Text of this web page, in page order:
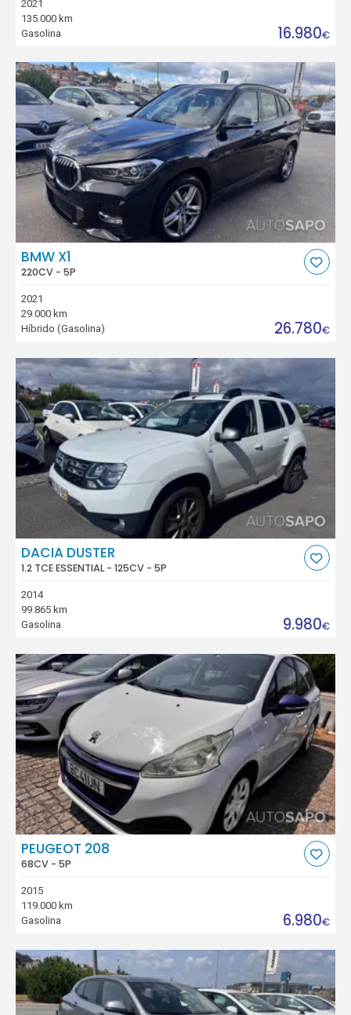
2021
135.000 km
Gasolina
16.980€
BMW X1
220CV - 5P
2021
29.000 km
Híbrido (Gasolina)
26.780€
DACIA DUSTER
1.2 TCE ESSENTIAL - 125CV - 5P
2014
99.865 km
Gasolina
9.980€
PEUGEOT 208
68CV - 5P
2015
119.000 km
Gasolina
6.980€